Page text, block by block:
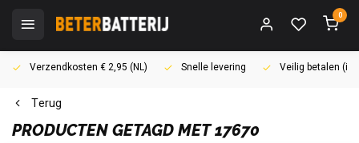
0
Verzendkosten € 2,95 (NL) Snelle levering Veilig betalen
Terug
PRODUCTEN GETAGD MET 17670